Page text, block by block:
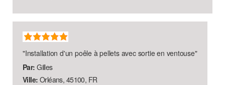
"Installation d'un poêle à pellets avec sortie en ventouse"
Par: Gilles
Ville: Orléans, 45100, FR